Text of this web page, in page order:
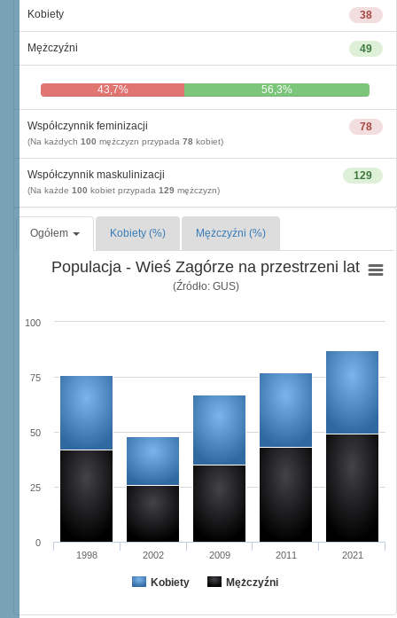
38
Kobiety
49
Mężczyźni
43,7% 56,3%
78
Współczynnik feminizacji
(Na każdych 100 mężczyzn przypada 78 kobiet)
129
Współczynnik maskulinizacji
(Na każde 100 kobiet przypada 129 mężczyzn)
Ogółem Kobiety (%) Mężczyźni (%)
Populacja - Wieś Zagórze na przestrzeni lat
(Źródło: GUS)
Kobiety Mężczyźni
1998 2002 2009 2011 2021
0
25
50
75
100